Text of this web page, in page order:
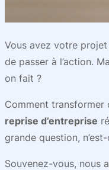
Vous avez votre
de passer à l’action.
on fait ?
Comment transformer
reprise d’entreprise
grande question,
Souvenez-vous, nous